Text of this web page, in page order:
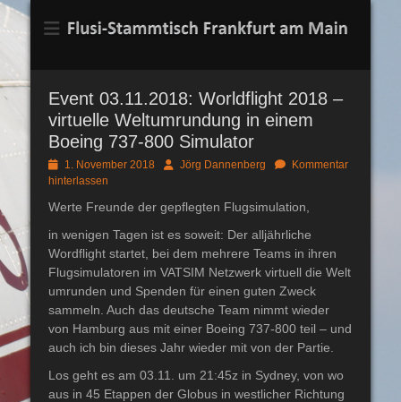
Flusi-Stammtisch
Event 03.11.2018: Worldflight 2018 –
virtuelle Weltumrundung in einem
Boeing 737-800 Simulator
Posted
on
1. November 2018 AutorJörg Dannenberg
Kommentar
hinterlassen
Werte Freunde der gepflegten Flugsimulation,
in wenigen Tagen ist es soweit: Der alljährliche
Wordflight startet, bei dem mehrere Teams in ihren
Flugsimulatoren im VATSIM Netzwerk virtuell die Welt
umrunden und Spenden für einen guten Zweck
sammeln. Auch das deutsche Team nimmt wieder
von Hamburg aus mit einer Boeing 737-800 teil – und
auch ich bin dieses Jahr wieder mit von der Partie.
Los geht es am 03.11. um 21:45z in Sydney, von wo
aus in 45 Etappen der Globus in westlicher Richtung